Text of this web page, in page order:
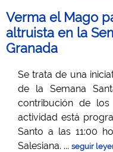
Verma el Mago
altruista en la
Granada
Se trata de una
de la Semana
contribución de los
actividad está
Santo a las 11:00
Salesiana. ... seguir